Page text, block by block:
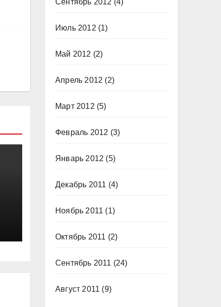
в
Сентябрь 2012 (4)
Июль 2012 (1)
Май 2012 (2)
Апрель 2012 (2)
Март 2012 (5)
Февраль 2012 (3)
Январь 2012 (5)
Декабрь 2011 (4)
Ноябрь 2011 (1)
Октябрь 2011 (2)
Сентябрь 2011 (24)
Август 2011 (9)